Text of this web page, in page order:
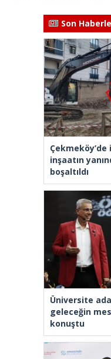
Son
Çekmeköy’de
inşaatın
boşaltıldı
Üniversite
geleceğin
konuştu